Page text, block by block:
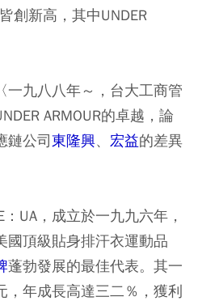
創新高，其中UNDER
一九八八年～，台大工商管
ARMOUR的卓越，論
鏈公司東隆興、 宏益的差異
：UA，成立於一九九六年，
頂級貼身排汗衣運動品
蓬勃發展的最佳代表。其一
，年成長高達三二％，獲利